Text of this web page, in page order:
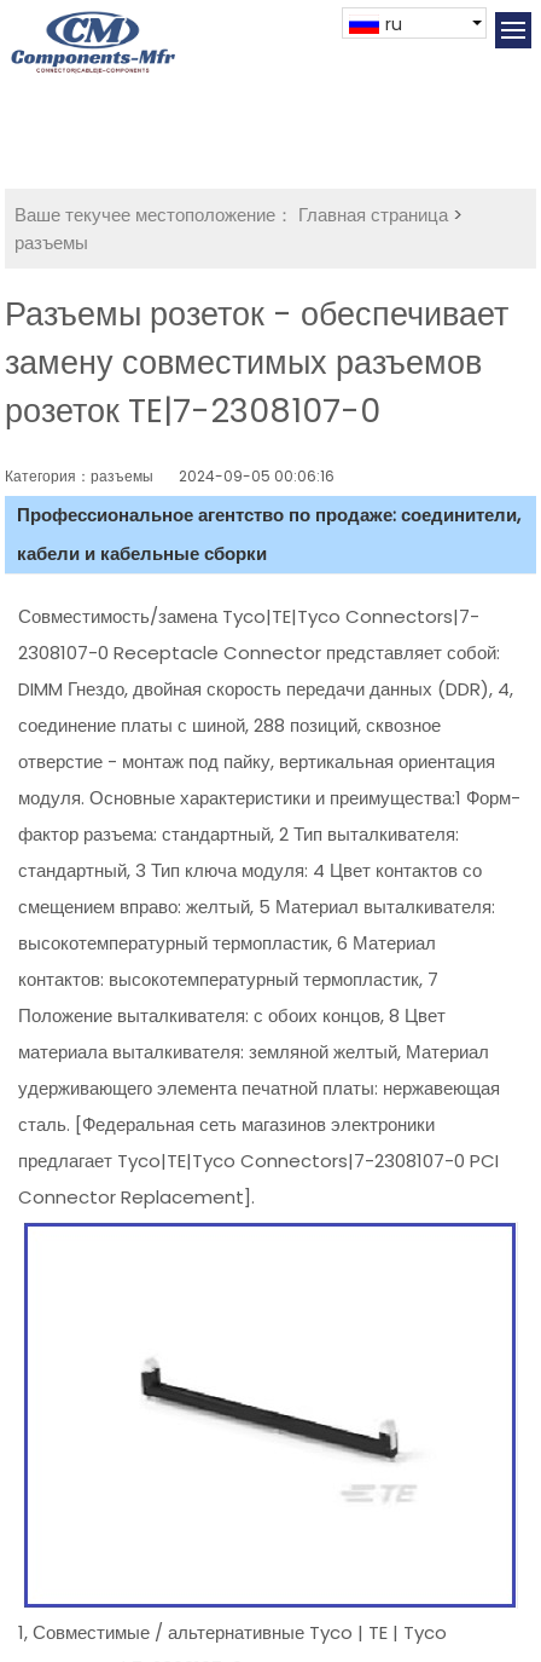
ru
Ваше текучее местоположение： Главная страница>
разъемы
Разъемы розеток - обеспечивает
замену совместимых разъемов
розеток TE|7-2308107-0
Категория：разъемы 2024-09-05 00:06:16
Профессиональное агентство по продаже: соединители,
кабели и кабельные сборки
Совместимость/замена Tyco|TE|Tyco Connectors|7-
2308107-0 Receptacle Connector представляет собой:
DIMM Гнездо, двойная скорость передачи данных (DDR), 4,
соединение платы с шиной, 288 позиций, сквозное
отверстие - монтаж под пайку, вертикальная ориентация
модуля. Основные характеристики и преимущества:1 Форм-
фактор разъема: стандартный, 2 Тип выталкивателя:
стандартный, 3 Тип ключа модуля: 4 Цвет контактов со
смещением вправо: желтый, 5 Материал выталкивателя:
высокотемпературный термопластик, 6 Материал
контактов: высокотемпературный термопластик, 7
Положение выталкивателя: с обоих концов, 8 Цвет
материала выталкивателя: земляной желтый, Материал
удерживающего элемента печатной платы: нержавеющая
сталь. [Федеральная сеть магазинов электроники
предлагает Tyco|TE|Tyco Connectors|7-2308107-0 PCI
Connector Replacement].
1, Совместимые / альтернативные Tyco | TE | Tyco